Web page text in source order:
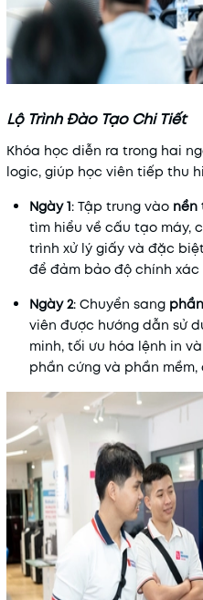
Lộ Trình Đào Tạo Chi Tiết
Khóa học diễn ra trong hai
logic, giúp học viên tiếp thu
Ngày 1: Tập trung vào nền
tìm hiểu về cấu tạo máy,
trình xử lý giấy và đặc
để đảm bảo độ chính
Ngày 2: Chuyển sang
viên được hướng dẫn sử
minh, tối ưu hóa lệnh in
phần cứng và phần